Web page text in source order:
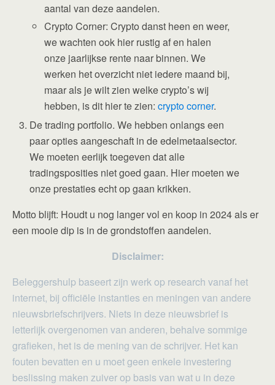
aantal van deze aandelen.
Crypto Corner: Crypto danst heen en weer,
we wachten ook hier rustig af en halen
onze jaarlijkse rente naar binnen. We
werken het overzicht niet iedere maand bij,
maar als je wilt zien welke crypto’s wij
hebben, is dit hier te zien:crypto corner.
De trading portfolio. We hebben onlangs een
paar opties aangeschaft in de edelmetaalsector.
We moeten eerlijk toegeven dat alle
tradingsposities niet goed gaan. Hier moeten we
onze prestaties echt op gaan krikken.
Motto blijft: Houdt u nog langer vol en koop in 2024 als er
een mooie dip is in de grondstoffen aandelen.
Disclaimer:
Beleggershulp baseert zijn werk op research vanaf het
internet, bij officiële instanties en meningen van andere
nieuwsbriefschrijvers. Niets in deze nieuwsbrief is
letterlijk overgenomen van anderen, behalve sommige
grafieken, het is de mening van de schrijver. Het kan
fouten bevatten en u moet geen enkele investering
beslissing maken zuiver op basis van wat u in deze